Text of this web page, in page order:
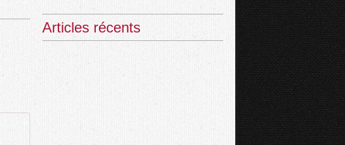
Articles récents